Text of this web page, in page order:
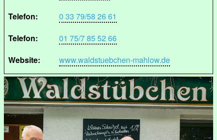
Telefon:
0 33 79/58 26 61
Telefon:
01 75/7 85 52 66
Website:
www.waldstuebchen-mahlow.de